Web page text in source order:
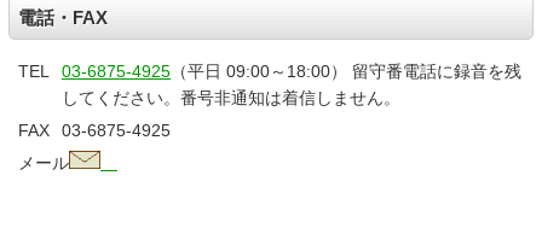
電話・FAX
TEL 03-6875-4925 （平日 09:00～18:00） 留守番電話に録音を残
してください。番号非通知は着信しません。
FAX
03-6875-4925
メール